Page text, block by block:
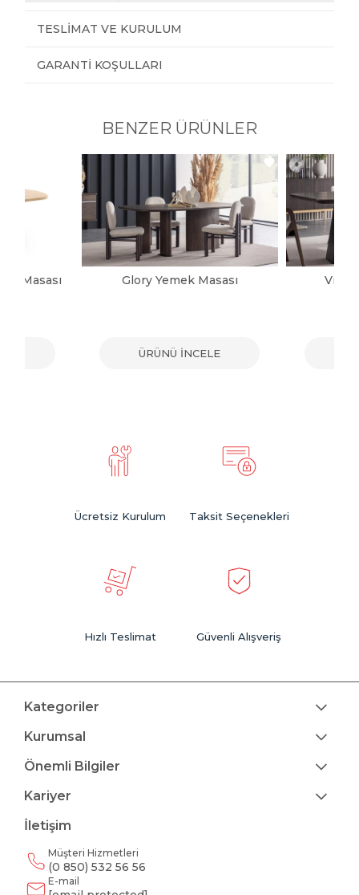
TESLIMAT VE KURULUM
GARANTI KOŞULLARI
BENZER ÜRÜNLER
Masası Glory Yemek Masası
ÜRÜNÜ İNCELE
Victor
Ücretsiz Kurulum Taksit Seçenekleri
Hızlı Teslimat Güvenli Alışveriş
Kategoriler
Kurumsal
Önemli Bilgiler
Kariyer
İletişim
Müşteri Hizmetleri
(0 850) 532 56 56
E-mail